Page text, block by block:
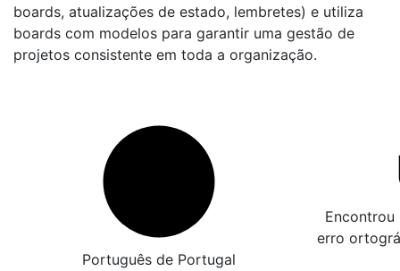
boards, atualizações de estado, lembretes) e utiliza
boards com modelos para garantir uma gestão de
projetos consistente em toda a organização.
Português de Portugal
Encontrou
erro